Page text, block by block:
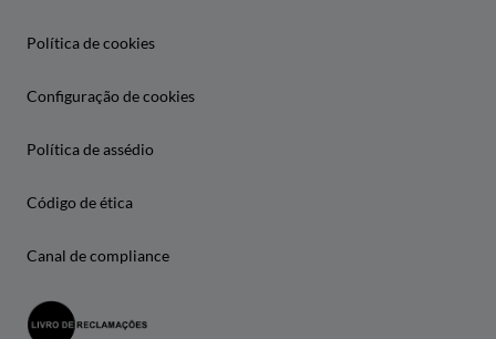
Política de cookies
Configuração de cookies
Política de assédio
Código de ética
Canal de compliance